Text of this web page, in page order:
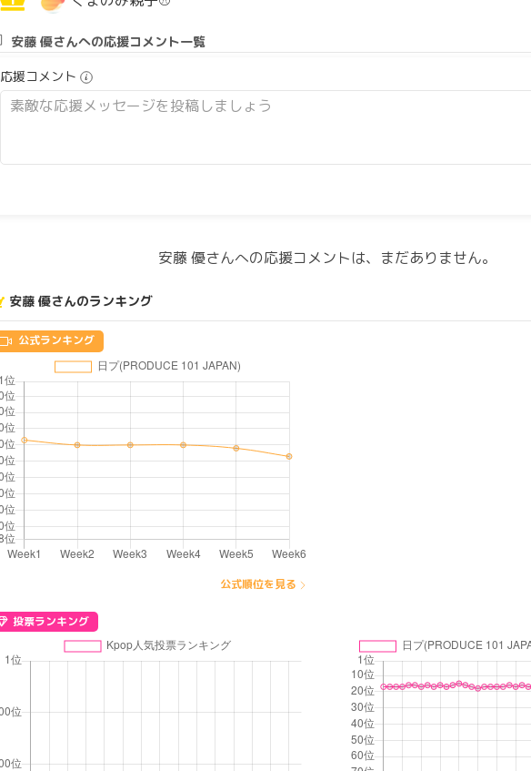
安藤 優さんへの応援コメント一覧
応援コメント
安藤 優さんへの応援コメントは、まだありません。
安藤 優さんのランキング
公式ランキング
公式順位を見る
投票ランキング